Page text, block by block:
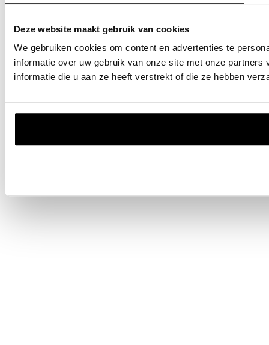
Deze website maakt gebruik van cookies
We gebruiken cookies om content en advertenties te
informatie over uw gebruik van onze site met onze
informatie die u aan ze heeft verstrekt of die ze hebben